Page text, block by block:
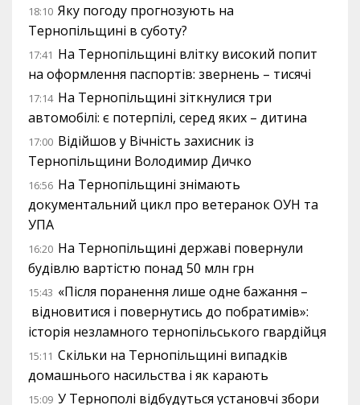
18:10 Яку погоду прогнозують на
Тернопільщині в суботу?
17:41 На Тернопільщині влітку високий попит
на оформлення паспортів: звернень – тисячі
17:14 На Тернопільщині зіткнулися три
автомобілі: є потерпілі, серед яких – дитина
17:00 Відійшов у Вічність захисник із
Тернопільщини Володимир Дичко
16:56 На Тернопільщині знімають
документальний цикл про ветеранок ОУН та
УПА
16:20 На Тернопільщині державі повернули
будівлю вартістю понад 50 млн грн
15:43 «Після поранення лише одне бажання –
відновитися і повернутись до побратимів»:
історія незламного тернопільського гвардійця
15:11 Скільки на Тернопільщині випадків
домашнього насильства і як карають
15:09 У Тернополі відбудуться установчі збори